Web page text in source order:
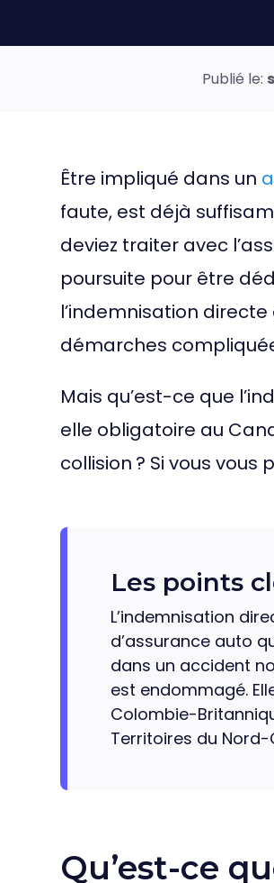
Publié le:
Être impliqué dans un
faute, est déjà
deviez traiter avec
poursuite pour être
l’indemnisation
démarches
Mais qu’est-ce que
elle obligatoire au
collision ? Si vous
Les points
L’indemnisation
d’assurance auto
dans un accident
est endommagé.
Colombie-
Territoires du
Qu’est-ce